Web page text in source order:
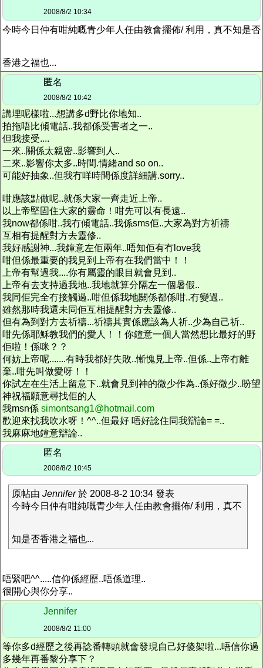
2008/8/2 10:34
今時今日仲有咁純嘅青少年人任由教會擺佈/ 利用，真不知是否
香港之福也...
匿名
2008/8/2 10:42
講埋呢樣啦...想講多d野比你地知..
拍拖唔比傾電話..我都係受害者之一..
但我接受....
一來..關係太親密..影響到人..
二來..影響你太多..時間.情緒and so on..
可能好抽象..但我冇咩時間係度詳細講.sorry..
咁應該點做呢..就係大家一齊走近上帝..
以上帝堅固住大家的靈命！咁先可以有長遠..
我now都係咁..我冇傾電話..我係sms佢..大家為對方祈禱
互相有提醒對方去靈修..
我好感謝神...我鐘意左佢兩年..唔知佢有冇love我
咁但係最重要的我見到上帝有在我們當中！！
上帝有幫過我....你有屬靈的眼目就會見到..
上帝有去支持過我地..我地就算分隔左一個暑假..
我同佢完全冇接觸過..咁但係我地關係都係咁..冇變過..
雖然那時我還未同佢互相提醒對方去靈修..
但有為到對方去祈禱...祈禱其實係應該為人祈..少為自己祈..
咁先係耶穌教我們的愛人！！你鐘意一個人當然想比最好的野
佢啦！係咪？？
何妨上帝呢.......有時我都好失敗..慚愧見上帝..但係..上帝冇離
棄..咁先叫做愛呀！！
你試左在生活上留意下..就會見到神的微少作為..係好微少..盼望
神祝福願意尋找佢的人
我msn係 simontsang1@hotmail.com
歡迎來找我吹水呀！^^..但最好 唔好諗住同我辯論= =..
我麻麻地鐘意辯論..
匿名
2008/8/2 10:45
原帖由 Jennifer於 2008-8-2 10:34 發表
今時今日仲有咁純嘅青少年人任由教會擺佈/ 利用，真不
知是否香港之福也...
唔緊吧^^.....信仰係經歷..唔係道理..
很開心與你分享..
Jennifer
2008/8/2 11:00
等你多d經歷之後再諗番轉頭就會發現自己好傻架啦...唔信你過
多幾年再番黎分享下？